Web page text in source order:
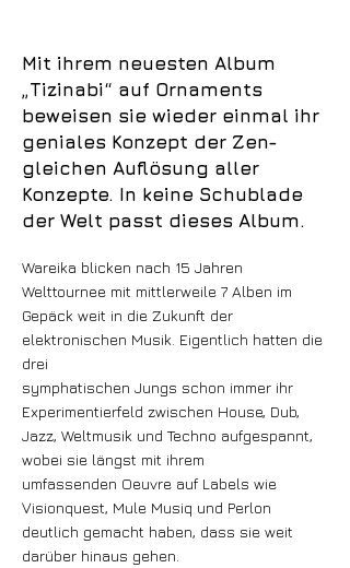
Mit ihrem neuesten Album
„Tizinabi“ auf Ornaments
beweisen sie wieder einmal ihr
geniales Konzept der Zen-
gleichen Auflösung aller
Konzepte. In keine Schublade
der Welt passt dieses Album.
Wareika blicken nach 15 Jahren
Welttournee mit mittlerweile 7 Alben im
Gepäck weit in die Zukunft der
elektronischen Musik. Eigentlich hatten die
drei
symphatischen Jungs schon immer ihr
Experimentierfeld zwischen House, Dub,
Jazz, Weltmusik und Techno aufgespannt,
wobei sie längst mit ihrem
umfassenden Oeuvre auf Labels wie
Visionquest, Mule Musiq und Perlon
deutlich gemacht haben, dass sie weit
darüber hinaus gehen.